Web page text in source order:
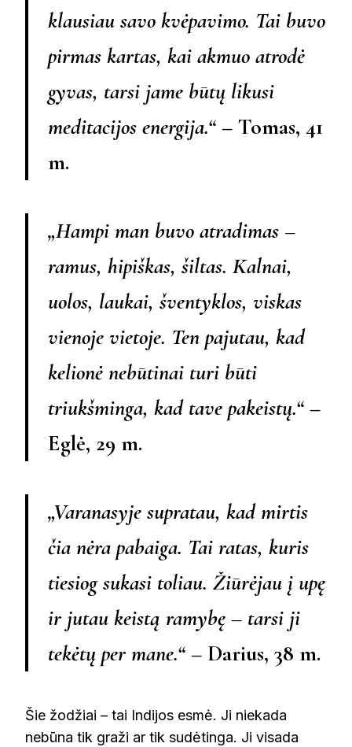
klausiau savo kvėpavimo. Tai buvo
pirmas kartas, kai akmuo atrodė
gyvas, tarsi jame būtų likusi
meditacijos energija.“ – Tomas, 41
m.
„Hampi man buvo atradimas –
ramus, hipiškas, šiltas. Kalnai,
uolos, laukai, šventyklos, viskas
vienoje vietoje. Ten pajutau, kad
kelionė nebūtinai turi būti
triukšminga, kad tave pakeistų.“ –
Eglė, 29 m.
„Varanasyje supratau, kad mirtis
čia nėra pabaiga. Tai ratas, kuris
tiesiog sukasi toliau. Žiūrėjau į upę
ir jutau keistą ramybę – tarsi ji
tekėtų per mane.“ – Darius, 38 m.
Šie žodžiai – tai Indijos esmė. Ji niekada
nebūna tik graži ar tik sudėtinga. Ji visada